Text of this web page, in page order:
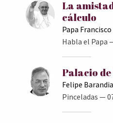
La
cálculo
Papa Francisco
Habla el Papa
Palacio
Felipe
Pinceladas —